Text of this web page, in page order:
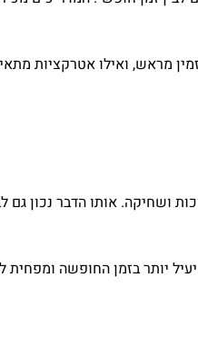
מראש, ואילו אטרקציות
ושחיקה. אותו הדבר נכון
יותר בזמן החופשה ומפחית